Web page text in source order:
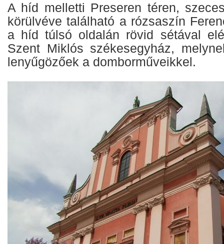
A híd melletti Preseren téren,
körülvéve található a rózsaszín
a híd túlsó oldalán rövid sétával
Szent Miklós székesegyház,
lenyűgözőek a domborműveikkel.